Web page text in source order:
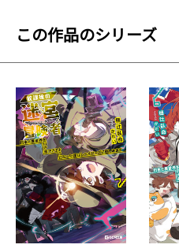
この作品のシリーズ